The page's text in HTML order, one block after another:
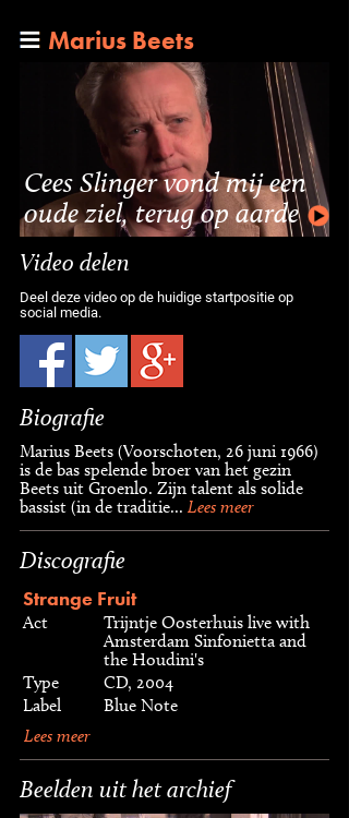
Marius Beets
Cees Slinger vond mij een
oude ziel, terug op aarde
Video delen
Deel deze video op de huidige startpositie op
social media.
Biografie
Marius Beets (Voorschoten, 26 juni 1966)
is de bas spelende broer van het gezin
Beets uit Groenlo. Zijn talent als solide
bassist (in de traditie... Lees meer
Discografie
Strange Fruit
Act
Trijntje Oosterhuis live with
Amsterdam Sinfonietta and
the Houdini's
Type
CD, 2004
Label
Blue Note
Lees meer
Beelden uit het archief